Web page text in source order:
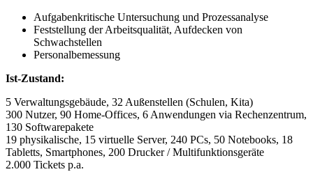
Aufgabenkritische Untersuchung und Prozessanalyse
Feststellung der Arbeitsqualität, Aufdecken von
Schwachstellen
Personalbemessung
Ist-Zustand:
5 Verwaltungsgebäude, 32 Außenstellen (Schulen, Kita)
300 Nutzer, 90 Home-Offices, 6 Anwendungen via Rechenzentrum,
130 Softwarepakete
19 physikalische, 15 virtuelle Server, 240 PCs, 50 Notebooks, 18
Tabletts, Smartphones, 200 Drucker / Multifunktionsgeräte
2.000 Tickets p.a.